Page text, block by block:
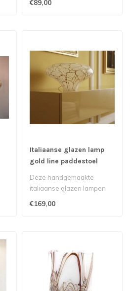
€89,00
Italiaanse glazen lamp
gold line paddestoel
Deze handgemaakte
italiaanse glazen lampen
€169,00